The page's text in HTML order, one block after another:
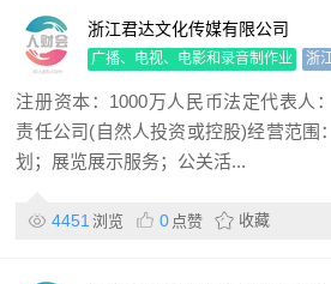
浙江君达文化传媒有限公司
广播、电视、电影和录音制作业 浙
注册资本：1000万人民币法定代表人
责任公司(自然人投资或控股)经营范围
划；展览展示服务；公关活...
4451 浏览 0 点赞 收藏